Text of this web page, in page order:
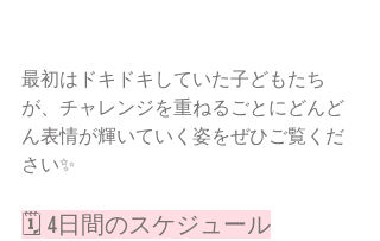
最初はドキドキしていた子どもたち
が、チャレンジを重ねるごとにどんど
ん表情が輝いていく姿をぜひご覧くだ
さい✨
🗓️ 4日間のスケジュール